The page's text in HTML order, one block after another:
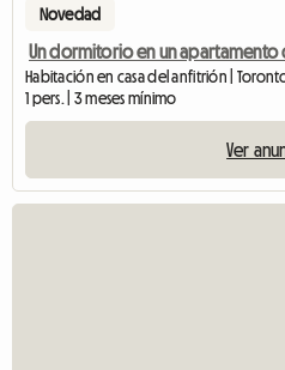
Novedad
Un dormitorio en un
Habitación en casa del anfitrión | Toronto
1 pers. | 3 meses mínimo
Ver